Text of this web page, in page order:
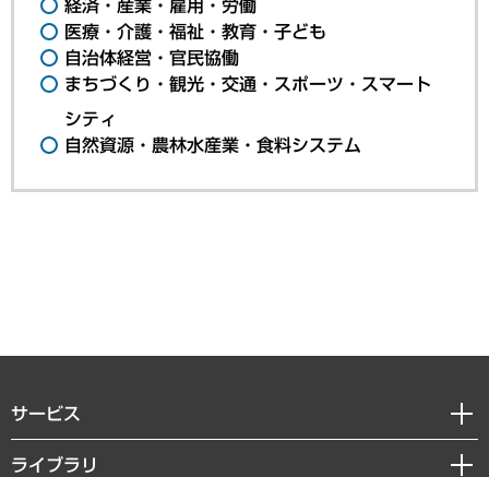
経済・産業・雇用・労働
医療・介護・福祉・教育・子ども
自治体経営・官民協働
まちづくり・観光・交通・スポーツ・スマート
シティ
自然資源・農林水産業・食料システム
サービス
経営戦略
ライブラリ